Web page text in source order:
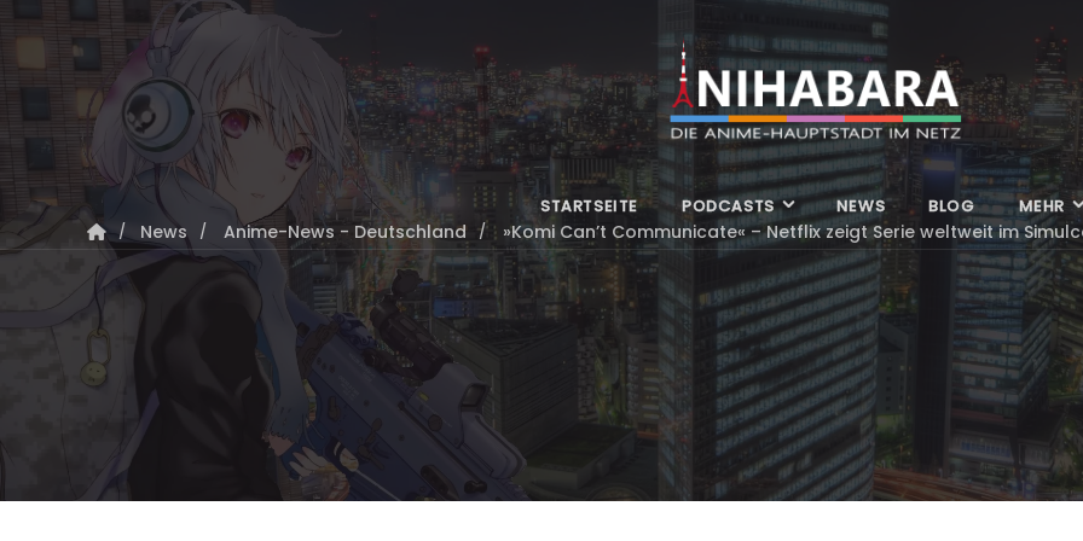
STARTSEITE PODCASTS NEWS BLOG MEHR
News Anime-News - Deutschland »Komi Can’t Communicate« – Netflix zeigt Serie weltweit im